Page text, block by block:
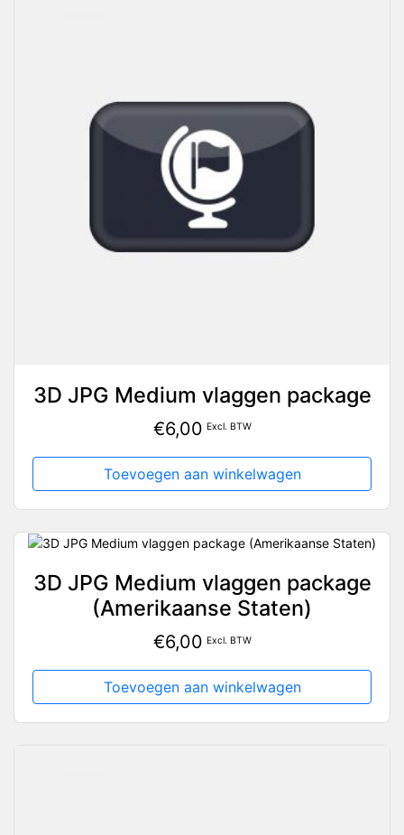
3D JPG Medium vlaggen package
€6,00 Excl. BTW
Toevoegen aan winkelwagen
3D JPG Medium vlaggen package
(Amerikaanse Staten)
€6,00 Excl. BTW
Toevoegen aan winkelwagen